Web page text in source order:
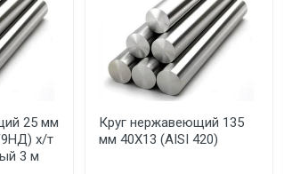
обязан обеспечить подъезные пути
индивидуально.
25 мм
х/т
3 м
Круг нержавеющий 135
мм 40Х13 (AISI 420)